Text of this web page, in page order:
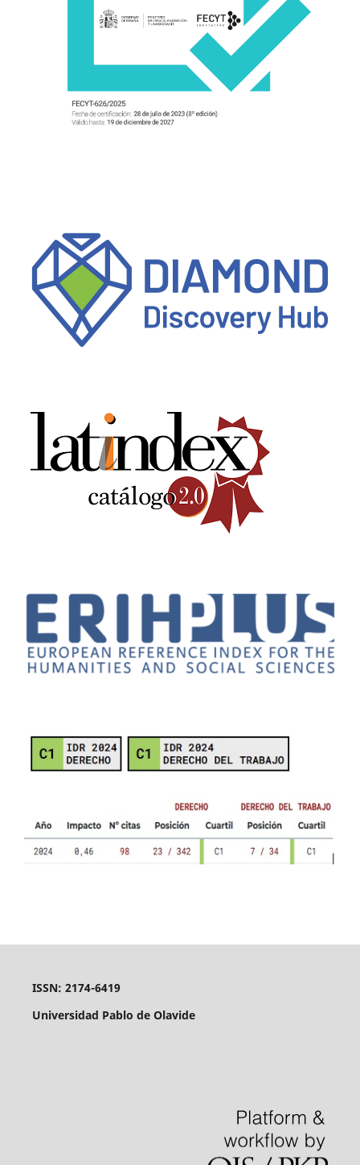
ISSN: 2174-6419
Universidad Pablo de Olavide